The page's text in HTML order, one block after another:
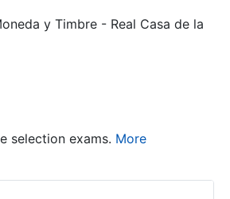
y Timbre - Real Casa de la
selection exams. More